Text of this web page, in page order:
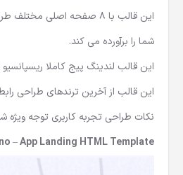
این قالب با 8 صفحه اصلی
شما را برآورده می کند.
این قالب لندینگ پیج کاملا
این قالب از آخرین ترندهای طراحی
نکات طراحی تجربه کاربری توجه ویژه
– App Landing HTML Template